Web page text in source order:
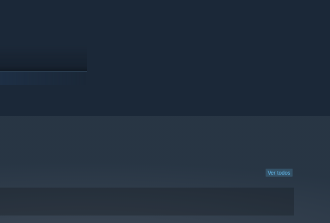
Ver todos